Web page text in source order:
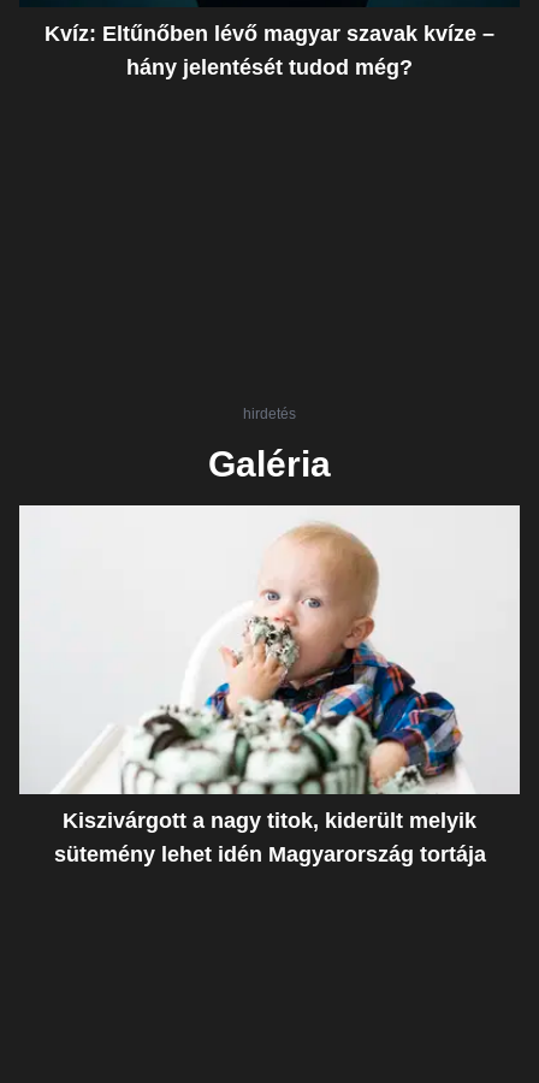
Kvíz: Eltűnőben lévő magyar szavak kvíze –
hány jelentését tudod még?
hirdetés
Galéria
Kiszivárgott a nagy titok, kiderült melyik
sütemény lehet idén Magyarország tortája